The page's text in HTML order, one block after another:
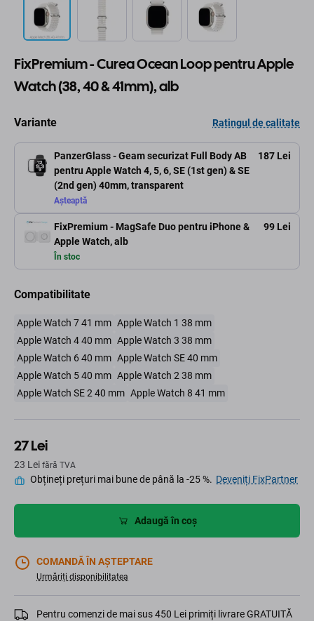
FixPremium - Curea Ocean Loop pentru Apple
Watch (38, 40 & 41mm), alb
Variante Ratingul de calitate
PanzerGlass - Geam securizat Full Body AB
pentru Apple Watch 4, 5, 6, SE (1st gen) & SE
(2nd gen) 40mm, transparent
187 Lei
Așteaptă
FixPremium - MagSafe Duo pentru iPhone &
Apple Watch, alb
99 Lei
În stoc
Compatibilitate
Apple Watch 7 41 mm Apple Watch 1 38 mm
Apple Watch 4 40 mm Apple Watch 3 38 mm
Apple Watch 6 40 mm Apple Watch SE 40 mm
Apple Watch 5 40 mm Apple Watch 2 38 mm
Apple Watch SE 2 40 mm Apple Watch 8 41 mm
27 Lei
23 Lei fără TVA
Obțineți prețuri mai bune de până la -25 %. Deveniți FixPartner
Adaugă în coș
COMANDĂ ÎN AȘTEPTARE
Urmăriți disponibilitatea
Pentru comenzi de mai sus 450 Lei primiți livrare GRATUITĂ